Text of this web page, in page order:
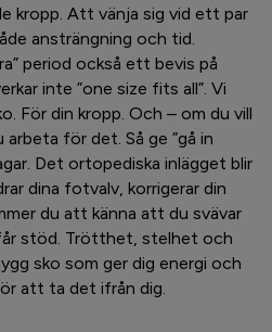
kropp. Att vänja sig vid ett par
ansträngning och tid.
period också ett bevis på
inte ”one size fits all”. Vi
För din kropp. Och – om du vill
för det. Så ge ”gå in
Det ortopediska inlägget blir
dina fotvalv, korrigerar din
du att känna att du svävar
stöd. Trötthet, stelhet och
sko som ger dig energi och
att ta det ifrån dig.